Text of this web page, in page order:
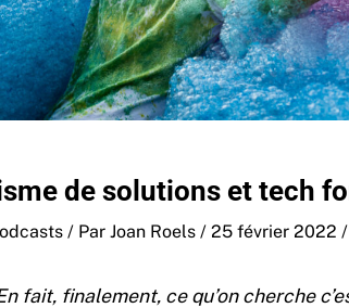
de solutions et tech
/ Par Joan Roels / 25 février 2022 /
fait, finalement, ce qu’on cherche